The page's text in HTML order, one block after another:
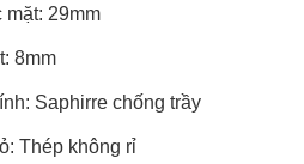
29mm
8mm
Saphirre chống trầy
Thép không rỉ